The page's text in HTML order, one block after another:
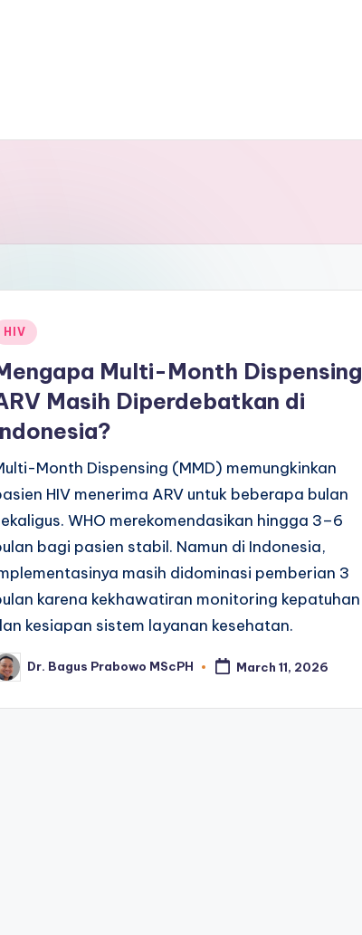
HIV
Multi-Month Dispensing
Masih Diperdebatkan di
Month Dispensing (MMD) memungkinkan
HIV menerima ARV untuk beberapa bulan
WHO merekomendasikan hingga 3–6
bagi pasien stabil. Namun di Indonesia,
masih didominasi pemberian 3
karena kekhawatiran monitoring kepatuhan
kesiapan sistem layanan kesehatan.
Dr. Bagus Prabowo MScPH March 11, 2026